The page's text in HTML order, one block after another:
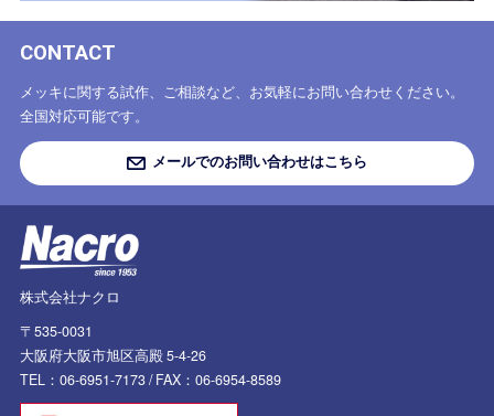
株式会社ナクロ
〒535-0031
大阪府大阪市旭区高殿 5-4-26
TEL：06-6951-7173 /FAX：06-6954-8589
CONTACT
メッキに関する試作、ご相談など、お気軽にお問い合わせください。
全国対応可能です。
メールでのお問い合わせはこちら